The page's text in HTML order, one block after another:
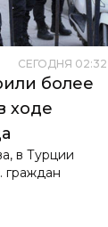
более
ходе
в Турции